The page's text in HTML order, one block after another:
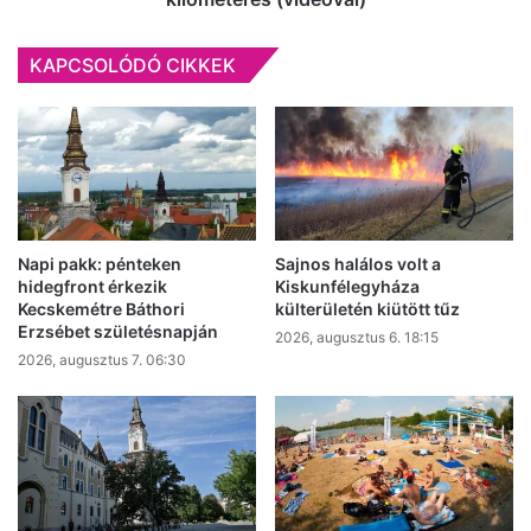
KAPCSOLÓDÓ CIKKEK
Napi pakk: pénteken
hidegfront érkezik
Kecskemétre Báthori
Erzsébet születésnapján
2026, augusztus 7. 06:30
Sajnos halálos volt a
Kiskunfélegyháza
külterületén kiütött tűz
2026, augusztus 6. 18:15